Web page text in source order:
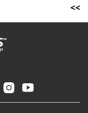
>>